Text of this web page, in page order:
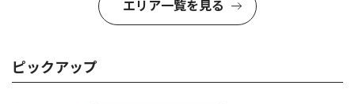
エリア一覧を見る
ピックアップ